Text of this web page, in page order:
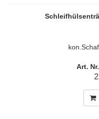
Art.